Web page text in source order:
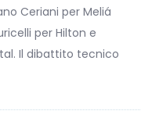
Ceriani per Meliá
per Hilton e
Il dibattito tecnico